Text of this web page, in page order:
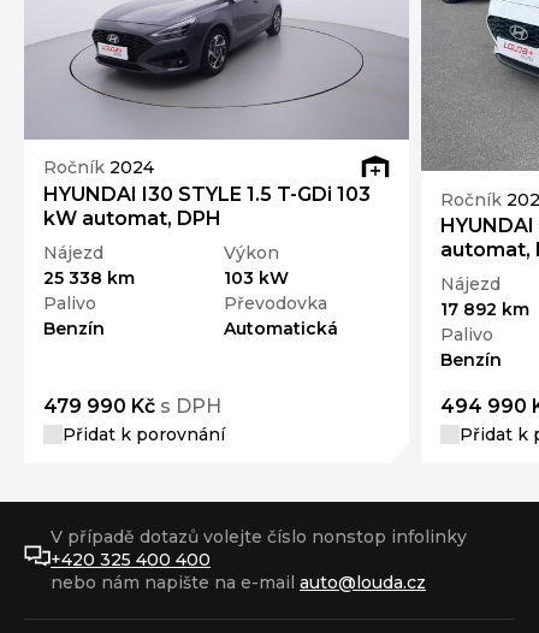
Ročník 2024
HYUNDAI I30 STYLE 1.5 T-GDi 103
kW automat, DPH
Nájezd
25 338 km
Výkon
103 kW
Palivo
Benzín
Převodovka
Automatická
479 990 Kč s DPH
Přidat k porovnání
Ročník
automat,
Nájezd
17 892 km
Palivo
Benzín
494 990
Přidat k
V případě dotazů volejte číslo nonstop infolinky
+420 325 400 400
nebo nám napište na e-mail auto@louda.cz